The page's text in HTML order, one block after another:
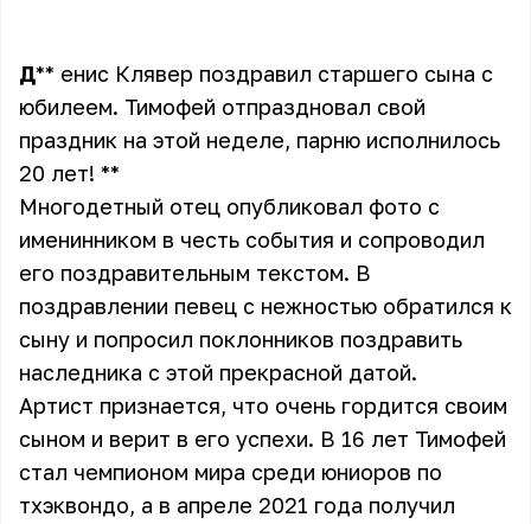
Д** енис Клявер поздравил старшего сына с
юбилеем. Тимофей отпраздновал свой
праздник на этой неделе, парню исполнилось
20 лет! **
Многодетный отец опубликовал фото с
именинником в честь события и сопроводил
его поздравительным текстом. В
поздравлении певец с нежностью обратился к
сыну и попросил поклонников поздравить
наследника с этой прекрасной датой.
Артист признается, что очень гордится своим
сыном и верит в его успехи. В 16 лет Тимофей
стал чемпионом мира среди юниоров по
тхэквондо, а в апреле 2021 года получил